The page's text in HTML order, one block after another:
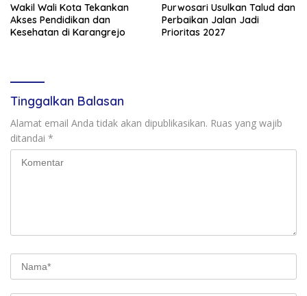
Wakil Wali Kota Tekankan
Akses Pendidikan dan
Kesehatan di Karangrejo
Purwosari Usulkan Talud dan
Perbaikan Jalan Jadi
Prioritas 2027
Tinggalkan Balasan
Alamat email Anda tidak akan dipublikasikan. Ruas yang wajib
ditandai *